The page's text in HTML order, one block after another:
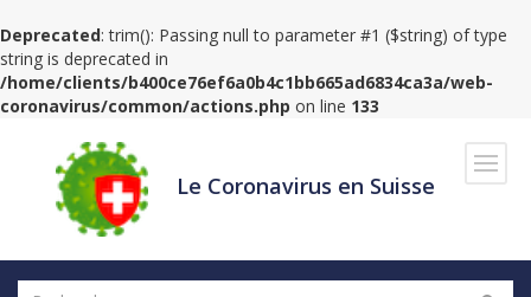
Deprecated: trim(): Passing null to parameter #1 ($string) of type
string is deprecated in
/home/clients/b400ce76ef6a0b4c1bb665ad6834ca3a/web-
coronavirus/common/actions.php on line 133
Le Coronavirus en Suisse